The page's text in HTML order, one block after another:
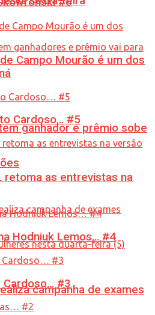
ganhador e prêmio sobe
campanha de exames
Campo Mourão é um dos
Cardoso… #5
retoma as entrevistas na
Hodniuk Lemos… #4
Cardoso… #3